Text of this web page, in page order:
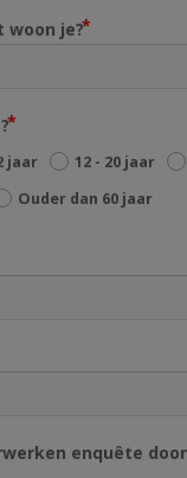
woon je?
jaar 12 - 20 jaar
Ouder dan 60 jaar
enquête